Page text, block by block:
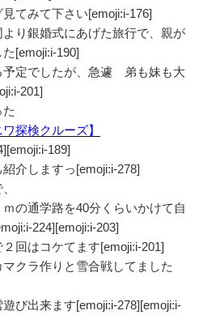
てみて下さい[emoji:i-176]
り銀婚式にあげた旅行で、親が
[emoji:i-190]
予定でしたが、急遽 弟も妹も大
201]
探検クルーズ】
189]
介しますっ[emoji:i-278]
の通学路を40分くらいかけて自
224][emoji:i-203]
回はコケてます[emoji:i-201]
クラ作りと雪合戦してました
び出来ます[emoji:i-278][emoji:i-